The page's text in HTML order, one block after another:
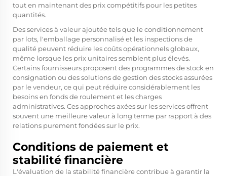
tout en maintenant des prix compétitifs pour les petites
quantités.
Des services à valeur ajoutée tels que le conditionnement
par lots, l'emballage personnalisé et les inspections de
qualité peuvent réduire les coûts opérationnels globaux,
même lorsque les prix unitaires semblent plus élevés.
Certains fournisseurs proposent des programmes de stock en
consignation ou des solutions de gestion des stocks assurées
par le vendeur, ce qui peut réduire considérablement les
besoins en fonds de roulement et les charges
administratives. Ces approches axées sur les services offrent
souvent une meilleure valeur à long terme par rapport à des
relations purement fondées sur le prix.
Conditions de paiement et
stabilité financière
L'évaluation de la stabilité financière contribue à garantir la